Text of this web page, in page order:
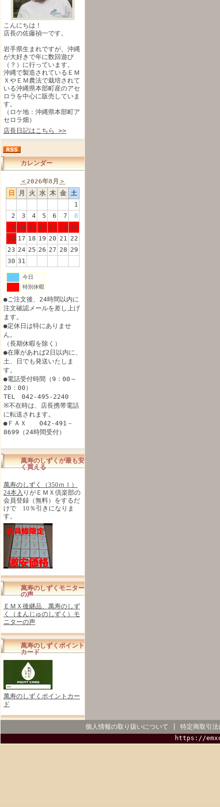
こんにちは！
店長の佐藤禎一です。
岩手県生まれですが、沖縄
が大好きで年に数回遊び
（？）に行っています。
沖縄で製造されているＥＭ
ＸやＥＭ農法で栽培されて
いる沖縄県本部町産のアセ
ロラを中心に販売していま
す。
（ロケ地：沖縄県本部町ア
セロラ畑）
店長日記はこちら >>
カレンダー
＜2026年8月 ＞
日
月 火 水 木 金 土
1
2
3 4 5 6 7
8
9 10 11 12 13 14 15
16 17 18 19 20 21 22
23 24 25 26 27 28 29
30 31
今日
特別休暇
●ご注文後、24時間以内に
注文確認メールを差し上げ
ます。
●定休日は特にありませ
ん。
（長期休暇を除く）
●在庫があれば2日以内に、
土、日でも発送いたしま
す。
●電話受付時間（9：00～
20：00）
TEL 042-495-2240
※不在時は、店長携帯電話
に転送されます。
●ＦＡＸ 042-491－
8699（24時間受付）
萬寿のしずくが最も安
く買える
萬寿のしずく（350ｍｌ）
24本入 りがＥＭＸ倶楽部の
会員登録（無料）をするだ
けで 10％引きになりま
す。
萬寿のしずくモニター
の声
ＥＭＸ後継品、萬寿のしず
く（まんじゅのしずく）モ
ニターの声
萬寿のしずくポイント
カード
萬寿のしずくポイントカー
ド
個人情報の取り扱いについて
特定商取引
https://